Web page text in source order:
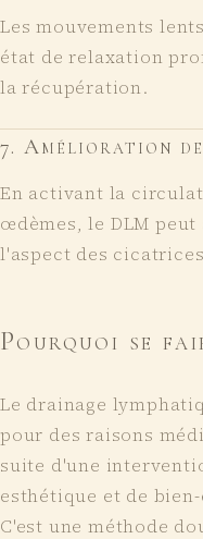
Les mouvements
état de relaxation
la récupération.
7. Amélioration
En activant la
œdèmes, le DLM
l'aspect des
Pourquoi se
Le drainage
pour des raisons
suite d'une
esthétique et de
C'est une méthode